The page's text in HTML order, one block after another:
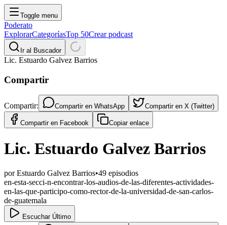
Toggle menu
Poderato
ExplorarCategoríasTop 50Crear podcast
Ir al Buscador
Lic. Estuardo Galvez Barrios
Compartir
Compartir: Compartir en WhatsApp Compartir en X (Twitter)
Compartir en Facebook Copiar enlace
Lic. Estuardo Galvez Barrios
porEstuardo Galvez Barrios•49 episodios
en-esta-secci-n-encontrar-los-audios-de-las-diferentes-actividades-
en-las-que-participo-como-rector-de-la-universidad-de-san-carlos-
de-guatemala
Escuchar Último